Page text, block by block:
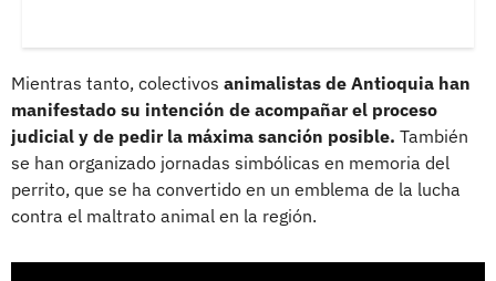
Mientras tanto, colectivos animalistas de Antioquia han
manifestado su intención de acompañar el proceso
judicial y de pedir la máxima sanción posible. También
se han organizado jornadas simbólicas en memoria del
perrito, que se ha convertido en un emblema de la lucha
contra el maltrato animal en la región.